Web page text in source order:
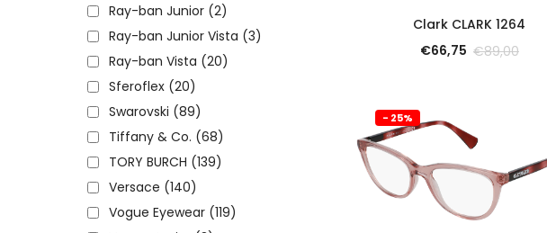
Clark CLARK 1264
€66,75 €89,00
- 25%
Ray-ban Junior (2)
Ray-ban Junior Vista (3)
Ray-ban Vista (20)
Sferoflex (20)
Swarovski (89)
Tiffany & Co. (68)
TORY BURCH (139)
Versace (140)
Vogue Eyewear (119)